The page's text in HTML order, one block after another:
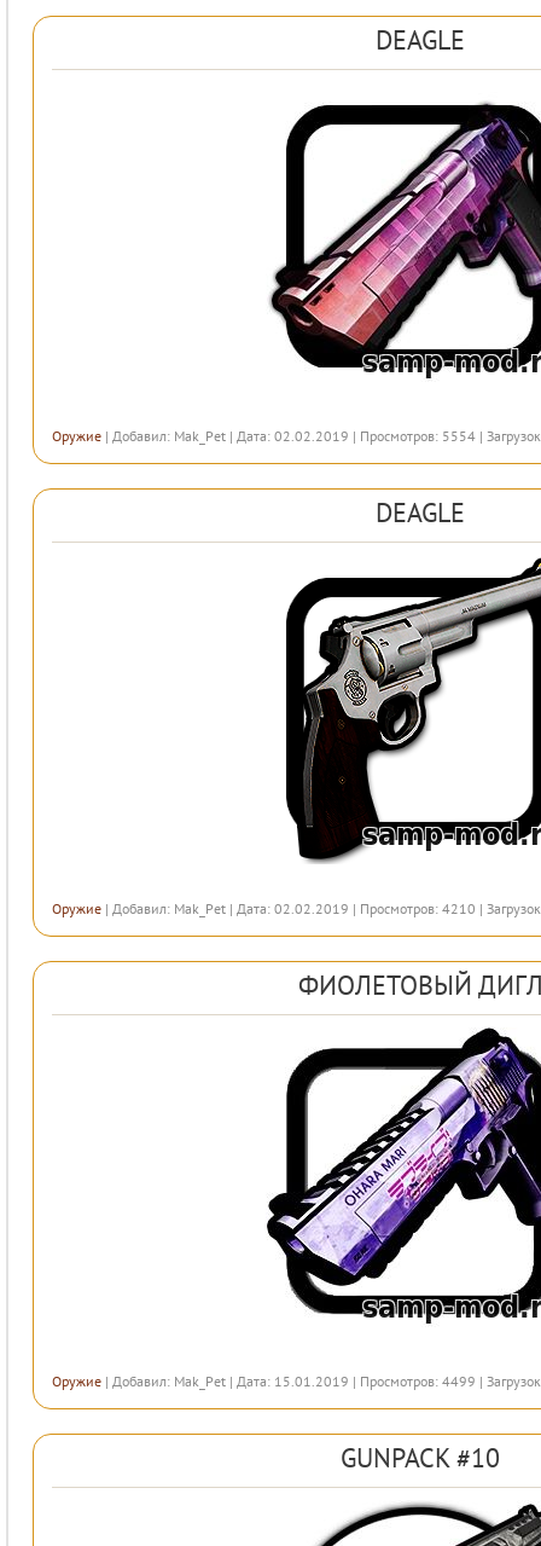
DEAGLE
Оружие | Добавил: Mak_Pet | Дата: 02.02.2019 | Просмотров: 5554 |
DEAGLE
Оружие | Добавил: Mak_Pet | Дата: 02.02.2019 | Просмотров: 4210 |
ФИОЛЕТОВЫЙ
Оружие | Добавил: Mak_Pet | Дата: 15.01.2019 | Просмотров: 4499 |
GUNPACK #10